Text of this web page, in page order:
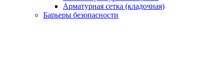
Арматурная сетка (кладочная)
Барьеры безопасности